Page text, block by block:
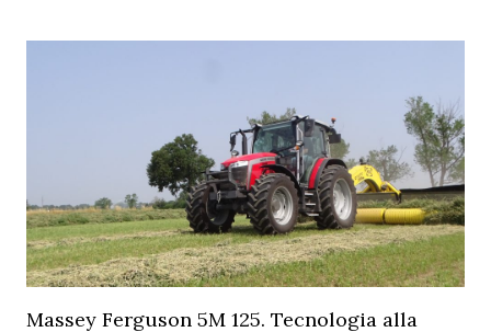
Massey Ferguson 5M 125. Tecnologia alla